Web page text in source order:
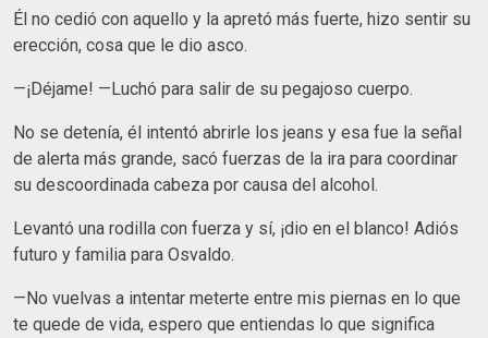
Él no cedió con aquello y la apretó más fuerte, hizo sentir su
erección, cosa que le dio asco.
—¡Déjame! —Luchó para salir de su pegajoso cuerpo.
No se detenía, él intentó abrirle los jeans y esa fue la señal
de alerta más grande, sacó fuerzas de la ira para coordinar
su descoordinada cabeza por causa del alcohol.
Levantó una rodilla con fuerza y sí, ¡dio en el blanco! Adiós
futuro y familia para Osvaldo.
—No vuelvas a intentar meterte entre mis piernas en lo que
te quede de vida, espero que entiendas lo que significa